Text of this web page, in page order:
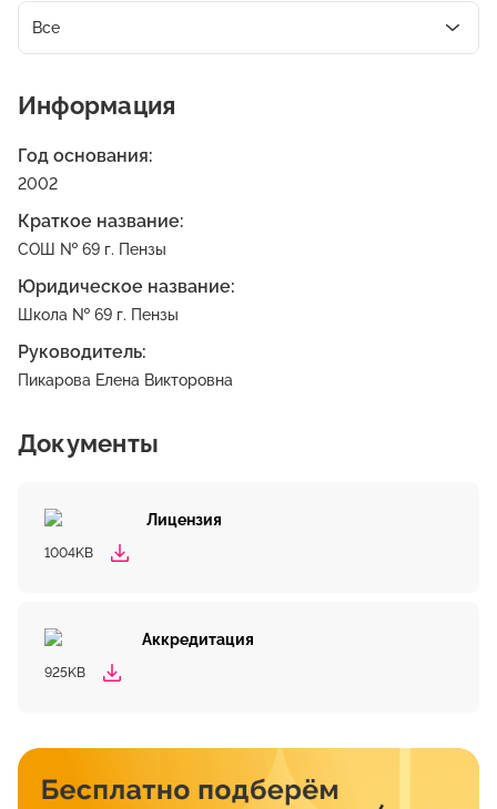
Все
Информация
Год основания:
2002
Краткое название:
СОШ № 69 г. Пензы
Юридическое название:
Школа № 69 г. Пензы
Руководитель:
Пикарова Елена Викторовна
Документы
Лицензия
1004KB
Аккредитация
925KB